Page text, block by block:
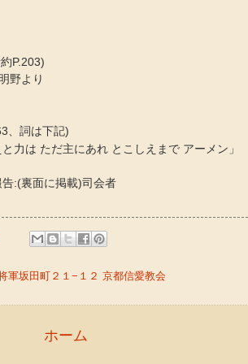
P.203)
野より
、詞は下記)
力は ただ主にあれ とこしえまで アーメン」
:(裏面に掲載)司会者
軍坂田町２１−１２ 京都信愛教会
ホーム